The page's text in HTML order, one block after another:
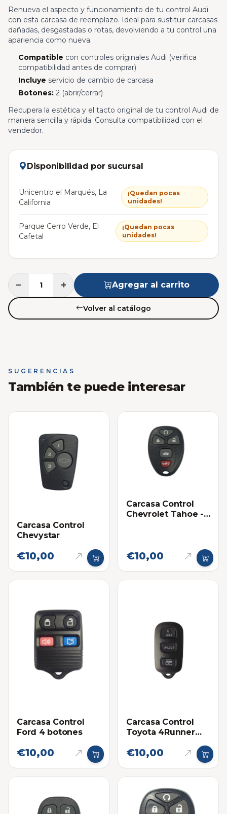
Renueva el aspecto y funcionamiento de tu control Audi
con esta carcasa de reemplazo. Ideal para sustituir carcasas
dañadas, desgastadas o rotas, devolviendo a tu control una
apariencia como nueva.
Compatible con controles originales Audi (verifica
compatibilidad antes de comprar)
Incluye servicio de cambio de carcasa
Botones:2 (abrir/cerrar)
Recupera la estética y el tacto original de tu control Audi de
manera sencilla y rápida. Consulta compatibilidad con el
vendedor.
Disponibilidad por sucursal
Unicentro el Marqués, La
California
¡Quedan pocas
unidades!
Parque Cerro Verde, El
Cafetal
¡Quedan pocas
unidades!
− + Agregar al carrito
Volver al catálogo
SUGERENCIAS
También te puede interesar
Carcasa Control
Chevystar
€10,00
Carcasa Control
Chevrolet Tahoe -
€10,00
Carcasa Control
Ford 4 botones
€10,00
Carcasa Control
Toyota 4Runner
€10,00